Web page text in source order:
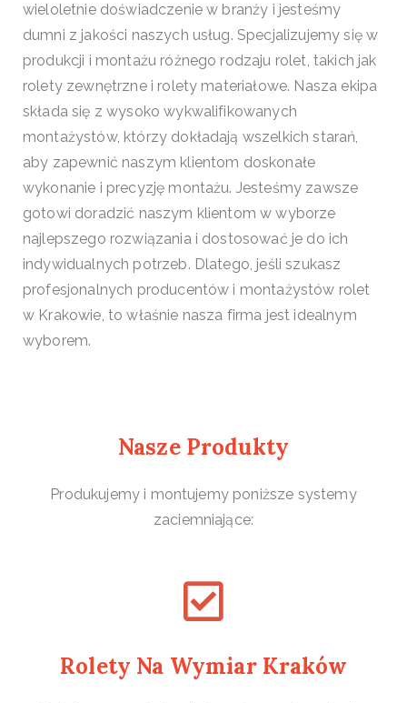
wieloletnie doświadczenie w branży i jesteśmy
dumni z jakości naszych usług. Specjalizujemy się w
produkcji i montażu różnego rodzaju rolet, takich jak
rolety zewnętrzne i rolety materiałowe. Nasza ekipa
składa się z wysoko wykwalifikowanych
montażystów, którzy dokładają wszelkich starań,
aby zapewnić naszym klientom doskonałe
wykonanie i precyzję montażu. Jesteśmy zawsze
gotowi doradzić naszym klientom w wyborze
najlepszego rozwiązania i dostosować je do ich
indywidualnych potrzeb. Dlatego, jeśli szukasz
profesjonalnych producentów i montażystów rolet
w Krakowie, to właśnie nasza firma jest idealnym
wyborem.
Nasze Produkty
Produkujemy i montujemy poniższe systemy
zaciemniające:
Rolety Na Wymiar Kraków​